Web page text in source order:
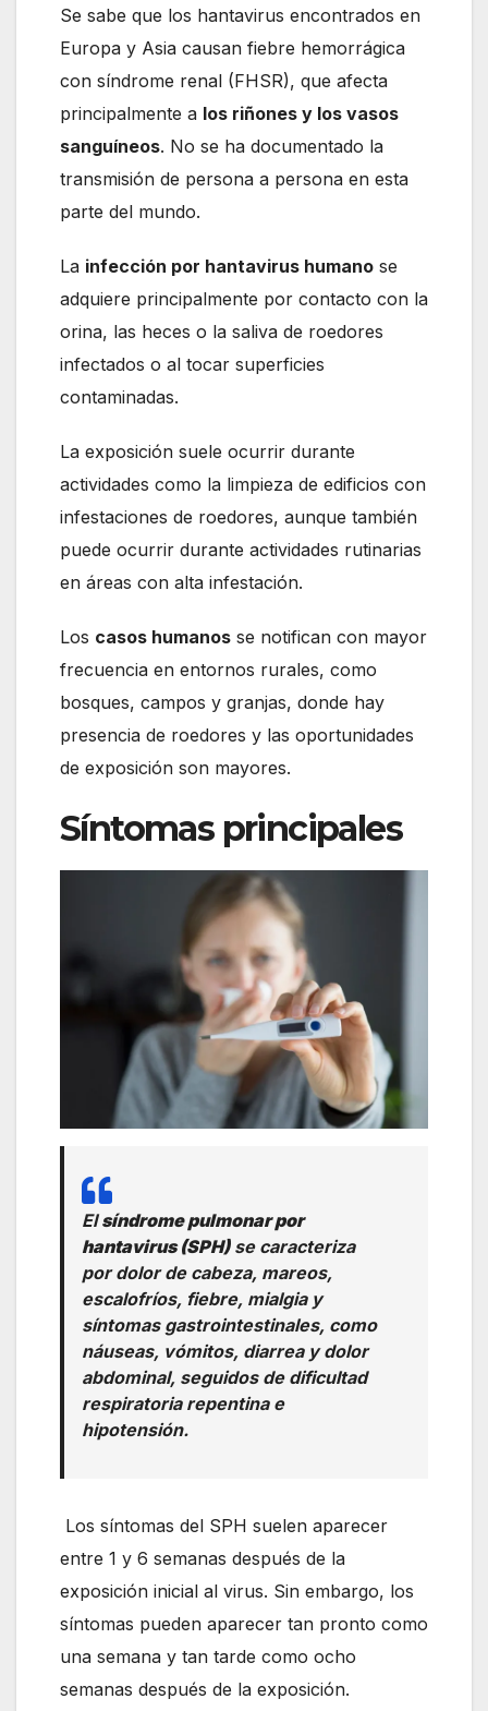
Se sabe que los hantavirus encontrados en
Europa y Asia causan fiebre hemorrágica
con síndrome renal (FHSR), que afecta
principalmente a los riñones y los vasos
sanguíneos. No se ha documentado la
transmisión de persona a persona en esta
parte del mundo.
La infección por hantavirus humano se
adquiere principalmente por contacto con la
orina, las heces o la saliva de roedores
infectados o al tocar superficies
contaminadas.
La exposición suele ocurrir durante
actividades como la limpieza de edificios con
infestaciones de roedores, aunque también
puede ocurrir durante actividades rutinarias
en áreas con alta infestación.
Los casos humanos se notifican con mayor
frecuencia en entornos rurales, como
bosques, campos y granjas, donde hay
presencia de roedores y las oportunidades
de exposición son mayores.
Síntomas principales
Elsíndrome pulmonar por
hantavirus (SPH)se caracteriza
por dolor de cabeza, mareos,
escalofríos, fiebre, mialgia y
síntomas gastrointestinales, como
náuseas, vómitos, diarrea y dolor
abdominal, seguidos de dificultad
respiratoria repentina e
hipotensión.
Los síntomas del SPH suelen aparecer
entre 1 y 6 semanas después de la
exposición inicial al virus. Sin embargo, los
síntomas pueden aparecer tan pronto como
una semana y tan tarde como ocho
semanas después de la exposición.